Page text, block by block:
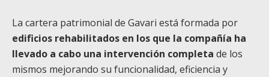
La cartera patrimonial de Gavari está formada por
edificios rehabilitados en los que la compañía ha
llevado a cabo una intervención completa de los
mismos mejorando su funcionalidad, eficiencia y